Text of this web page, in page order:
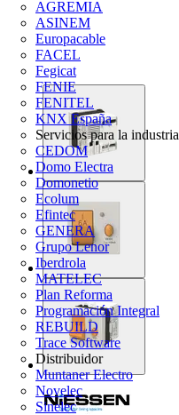
AGREMIA
ASINEM
Europacable
FACEL
Fegicat
FENIE
FENITEL
KNX España
Servicios para la industria
CEDOM
Domo Electra
Domonetio
Ecolum
Efintec
GENERA
Grupo Lenor
Iberdrola
MATELEC
Plan Reforma
Programación Integral
REBUILD
Trace Software
Distribuidor
Muntaner Electro
Novelec
Sinelec